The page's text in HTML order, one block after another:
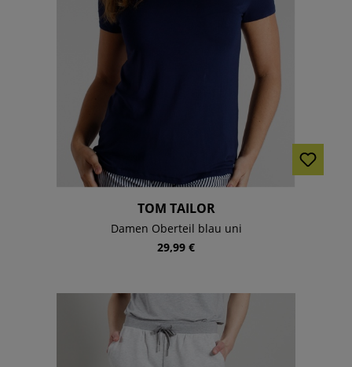
TOM TAILOR
Damen Oberteil blau uni
29,99 €